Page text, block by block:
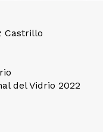
Castrillo
del Vidrio 2022